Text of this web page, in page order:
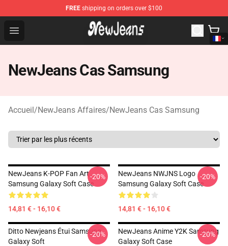
FREE shipping on orders over $100
Open menu
NewJeans Store - Official NewJeans Merchandise Shop
NewJeans Cas Samsung
Accueil/NewJeans Affaires/NewJeans Cas Samsung
NewJeans K-POP Fan Art
Samsung Galaxy Soft Case
14,81 € - 16,10 €
-20%
NewJeans NWJNS Logo
Samsung Galaxy Soft Case
14,81 € - 16,10 €
-20%
Ditto Newjeans Étui Samsung
Galaxy Soft
-20%
NewJeans Anime Y2K Samsung
Galaxy Soft Case
-20%